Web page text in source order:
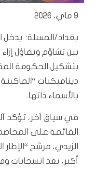
9 ماي، 2026
بغداد/المسلة: يدخل
بين تشاؤم وتفاؤل
بتشكيل الحكومة
ديناميكيات
بالأسماء ذاتها.
في سياق آخر، تؤكد
القائمة على
الزيدي، مرشح
أكبر، بعد انسحابات